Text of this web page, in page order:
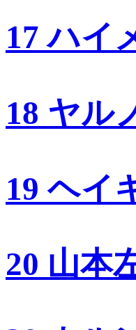
17 ハイ
18 ヤル
19 ヘイ
20 山本